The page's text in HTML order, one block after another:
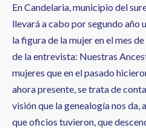
En Candelaria, municipio del
llevará a cabo por segundo año
la figura de la mujer en el mes
de la entrevista: Nuestras
mujeres que en el pasado
ahora presente, se trata de
visión que la genealogía nos da,
que oficios tuvieron, que